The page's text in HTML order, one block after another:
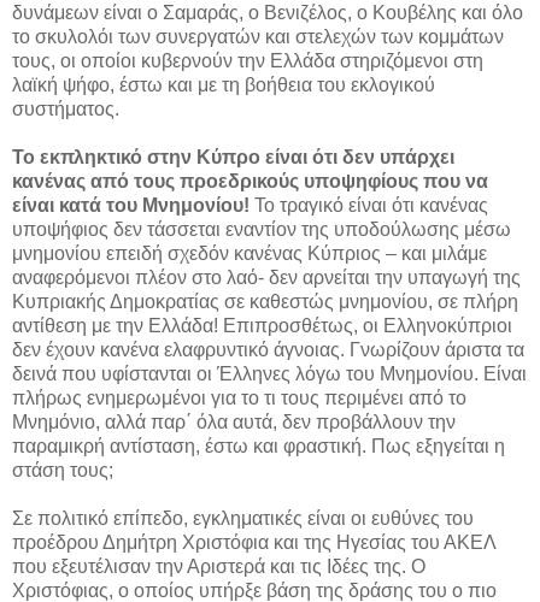
δυνάμεων είναι ο Σαμαράς, ο Βενιζέλος, ο Κουβέλης και όλο
το σκυλολόι των συνεργατών και στελεχών των κομμάτων
τους, οι οποίοι κυβερνούν την Ελλάδα στηριζόμενοι στη
λαϊκή ψήφο, έστω και με τη βοήθεια του εκλογικού
συστήματος.
Το εκπληκτικό στην Κύπρο είναι ότι δεν υπάρχει
κανένας από τους προεδρικούς υποψηφίους που να
είναι κατά του Μνημονίου! Το τραγικό είναι ότι κανένας
υποψήφιος δεν τάσσεται εναντίον της υποδούλωσης μέσω
μνημονίου επειδή σχεδόν κανένας Κύπριος – και μιλάμε
αναφερόμενοι πλέον στο λαό- δεν αρνείται την υπαγωγή της
Κυπριακής Δημοκρατίας σε καθεστώς μνημονίου, σε πλήρη
αντίθεση με την Ελλάδα! Επιπροσθέτως, οι Ελληνοκύπριοι
δεν έχουν κανένα ελαφρυντικό άγνοιας. Γνωρίζουν άριστα τα
δεινά που υφίστανται οι Έλληνες λόγω του Μνημονίου. Είναι
πλήρως ενημερωμένοι για το τι τους περιμένει από το
Μνημόνιο, αλλά παρ΄ όλα αυτά, δεν προβάλλουν την
παραμικρή αντίσταση, έστω και φραστική. Πως εξηγείται η
στάση τους;
Σε πολιτικό επίπεδο, εγκληματικές είναι οι ευθύνες του
προέδρου Δημήτρη Χριστόφια και της Ηγεσίας του ΑΚΕΛ
που εξευτέλισαν την Αριστερά και τις Ιδέες της. Ο
Χριστόφιας, ο οποίος υπήρξε βάση της δράσης του ο πιο